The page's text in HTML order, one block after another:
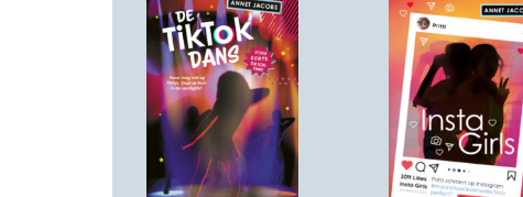
Hardcover
Hardcover